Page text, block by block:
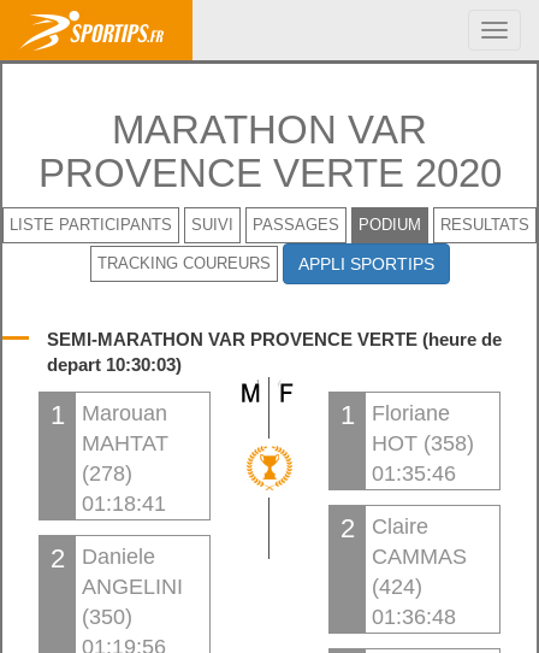
MARATHON VAR
PROVENCE VERTE 2020
LISTE PARTICIPANTS SUIVI PASSAGES PODIUM RESULTATS
TRACKING COUREURS APPLI SPORTIPS
SEMI-MARATHON VAR PROVENCE VERTE (heure de
depart 10:30:03)
1
Marouan
MAHTAT
(278)
01:18:41
2
Daniele
ANGELINI
(350)
01:19:56
1
Floriane
HOT (358)
01:35:46
2
Claire
CAMMAS
(424)
01:36:48